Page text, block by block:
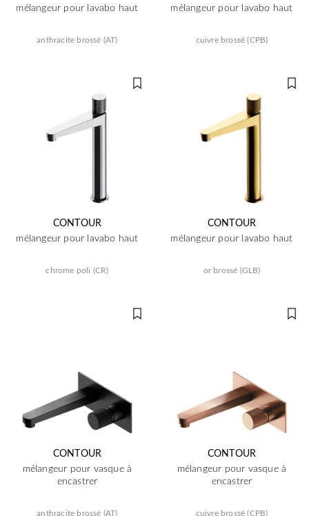
mélangeur pour lavabo haut
anthracite brossé (AT)
mélangeur pour lavabo haut
cuivre brossé (CPB)
CONTOUR
mélangeur pour lavabo haut
chrome poli (CR)
CONTOUR
mélangeur pour lavabo haut
or brossé (GLB)
CONTOUR
mélangeur pour vasque à
encastrer
anthracite brossé (AT)
CONTOUR
mélangeur pour vasque à
encastrer
cuivre brossé (CPB)